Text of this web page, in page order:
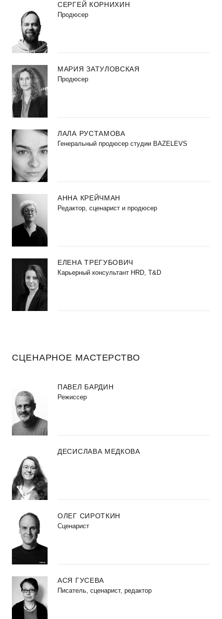
СЕРГЕЙ КОРНИХИН
Продюсер
МАРИЯ ЗАТУЛОВСКАЯ
Продюсер
ЛАЛА РУСТАМОВА
Генеральный продюсер студии BAZELEVS
АННА КРЕЙЧМАН
Редактор, сценарист и продюсер
ЕЛЕНА ТРЕГУБОВИЧ
Карьерный консультант HRD, T&D
СЦЕНАРНОЕ МАСТЕРСТВО
ПАВЕЛ БАРДИН
Режиссер
ДЕСИСЛАВА МЕДКОВА
ОЛЕГ СИРОТКИН
Сценарист
АСЯ ГУСЕВА
Писатель, сценарист, редактор